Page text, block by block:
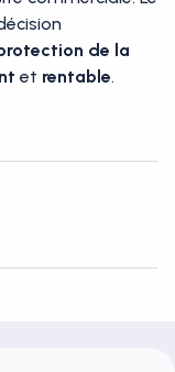
de la
et rentable.